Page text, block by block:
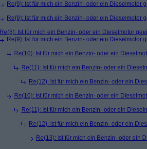
Re(9): Ist für mich ein Benzin- oder ein Dieselmotor
Re(9): Ist für mich ein Benzin- oder ein Dieselmotor
Re(8): Ist für mich ein Benzin- oder ein Dieselmotor
Re(9): Ist für mich ein Benzin- oder ein Dieselmotor
Re(10): Ist für mich ein Benzin- oder ein
Re(11): Ist für mich ein Benzin- oder ein
Re(12): Ist für mich ein Benzin- oder ein
Re(10): Ist für mich ein Benzin- oder ein
Re(11): Ist für mich ein Benzin- oder ein
Re(12): Ist für mich ein Benzin- oder ein
Re(13): Ist für mich ein Benzin- oder ein